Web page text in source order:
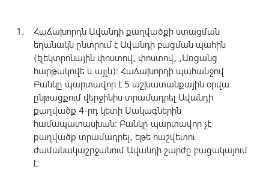
Հաճախորդն Ավանդի քաղվածքի ստացման
եղանակն ընտրում է Ավանդի բացման պահին
(էլեկտրոնային փոստով, փոստով, ,Առցանց
հարթակովե և այլն): Հաճախորդի պահանջով
Բանկը պարտավոր է 5 աշխատանքային օրվա
ընթացքում վերջինիս տրամադրել Ավանդի
քաղվածք 4-րդ կետի Սակագներին
համապատասխան: Բանկը պարտավոր չէ
քաղվածք տրամադրել, եթե հաշվետու
ժամանակաշրջանում Ավանդի շարժը բացակայում
է։